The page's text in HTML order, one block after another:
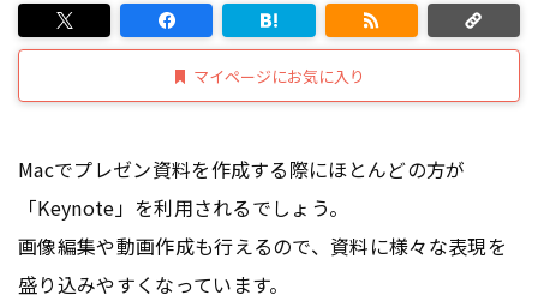
マイページにお気に入り
Macでプレゼン資料を作成する際にほとんどの方が
「Keynote」を利用されるでしょう。
画像編集や動画作成も行えるので、資料に様々な表現を
盛り込みやすくなっています。